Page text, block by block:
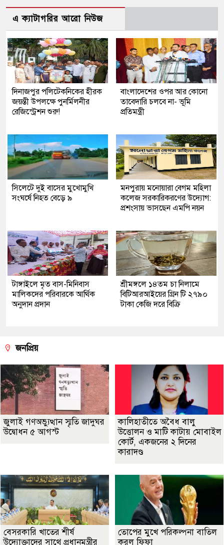
এ ক্যাটাগরির আরো নিউজ
দিনাজপুর পলিটেকনিকের হীরক
জয়ন্তী উপলক্ষে পুনর্মিলনীর
রেজিস্ট্রেশন শুরু!
বাংলাদেশের ওপর আর কোনো
তাবেদারি চলবে না- ভূমি
প্রতিমন্ত্রী
সিলেটে দুই বাসের মুখোমুখি
সংঘর্ষে নিহত বেড়ে ৯
মনপুরায় মনোয়ারা বেগম মহিলা
কলেজ সরকারিকরণের উদ্যোগ:
প্রশংসায় ভাসছেন এমপি নয়ন
টাঙ্গাইলে মৃত বাস-মিনিবাস
মালিকদের পরিবারকে আর্থিক
অনুদান প্রদান
শ্রীমঙ্গলে ১৪তম চা নিলামে
বিটিআরআইয়ের গ্রিন টি ২৭৯০
টাকা কেজি দরে বিক্রি
জনপ্রিয়
জুলাই গণঅভ্যুত্থান স্মৃতি জাদুঘর
উদ্বোধন ৫ আগস্ট
কালিহাতীতে অবৈধ বালু
উত্তোলন ও মাটি কাটায় মোবাইল
কোর্ট, একজনের ২ দিনের
কারাদণ্ড
বেসরকারি খাতের শীর্ষ
উদ্যোক্তাদের সাথে প্রধানমন্ত্রীর
তোপের মুখে পরিকল্পনা বাতিল
করল ফিফা